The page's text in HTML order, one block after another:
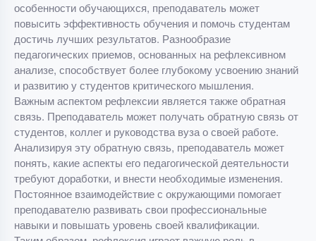
особенности обучающихся, преподаватель может
повысить эффективность обучения и помочь студентам
достичь лучших результатов. Разнообразие
педагогических приемов, основанных на рефлексивном
анализе, способствует более глубокому усвоению знаний
и развитию у студентов критического мышления.
Важным аспектом рефлексии является также обратная
связь. Преподаватель может получать обратную связь от
студентов, коллег и руководства вуза о своей работе.
Анализируя эту обратную связь, преподаватель может
понять, какие аспекты его педагогической деятельности
требуют доработки, и внести необходимые изменения.
Постоянное взаимодействие с окружающими помогает
преподавателю развивать свои профессиональные
навыки и повышать уровень своей квалификации.